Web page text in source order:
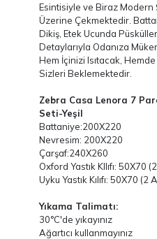
Esintisiyle ve Biraz Modern
Üzerine Çekmektedir.
Dikiş, Etek Ucunda
Detaylarıyla Odanıza
Hem İçinizi Isıtacak, Hemde
Sizleri Beklemektedir.
Zebra Casa Lenora 7
Seti-Yeşil
Battaniye:200X220
Nevresim: 200X220
Çarşaf:240X260
Oxford Yastık KIlıfı: 50X70
Uyku Yastık Kılıfı: 50X70 (2
Yıkama Talimatı:
30°C'de yıkayınız
Ağartıcı kullanmayınız